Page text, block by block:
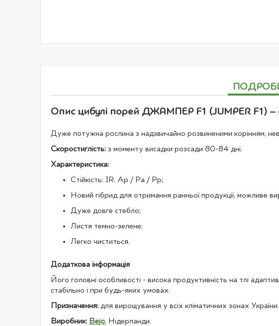
Опис цибулі порей ДЖАМПЕР F1 (JUMPER F1) –
Дуже потужна рослина з надзвичайно розвиненими корінням,
Скоростиглість: з моменту висадки розсади 80-84 дні.
Характеристика:
Стійкість: IR: Ap / Pa / Pp;
Новий гібрид для отримання ранньої продукції, можливе
Дуже довге стебло;
Листя темно-зелене;
Легко чиститься.
Додаткова інформація
Його головні особливості - висока продуктивність на тлі
стабільно і при будь-яких умовах.
Призначення: для вирощування у всіх кліматичних зонах України.
Виробник: Bejo, Нідерланди.